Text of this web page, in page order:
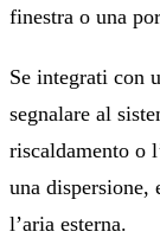
finestra o una
Se integrati con
segnalare al
riscaldamento o
una dispersione,
l’aria esterna.